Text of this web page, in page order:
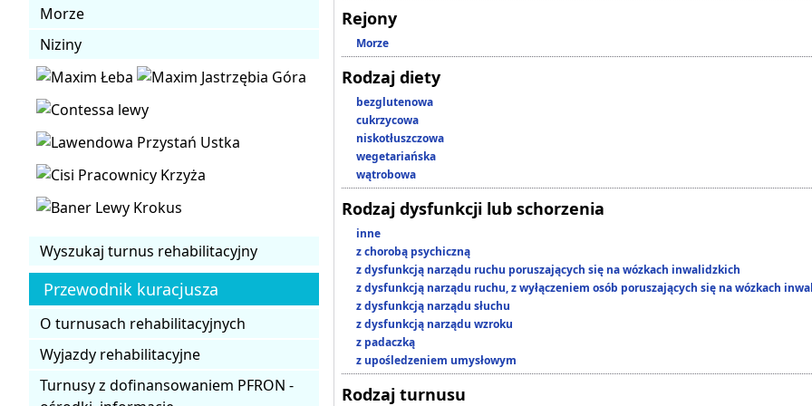
Morze
Niziny
Wyszukaj turnus rehabilitacyjny
Przewodnik kuracjusza
O turnusach rehabilitacyjnych
Wyjazdy rehabilitacyjne
Turnusy z dofinansowaniem PFRON -
Rejony
Morze
Rodzaj diety
bezglutenowa
cukrzycowa
niskotłuszczowa
wegetariańska
wątrobowa
Rodzaj dysfunkcji lub schorzenia
inne
z chorobą psychiczną
z dysfunkcją narządu ruchu poruszających się na wózkach inwalidzkich
z dysfunkcją narządu ruchu, z wyłączeniem osób poruszających się na wózkach
z dysfunkcją narządu słuchu
z dysfunkcją narządu wzroku
z padaczką
z upośledzeniem umysłowym
Rodzaj turnusu